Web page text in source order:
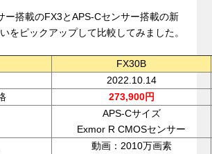
ー搭載のFX3とAPS-Cセンサー搭載の新
をピックアップして比較してみました。
FX30B
2022.10.14
273,900円
APS-Cサイズ
Exmor R CMOSセンサー
動画：2010万画素